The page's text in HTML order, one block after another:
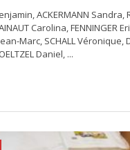
ACKERMANN Sandra,
Carolina, FENNINGER
Marc, SCHALL Véronique,
Daniel, ...